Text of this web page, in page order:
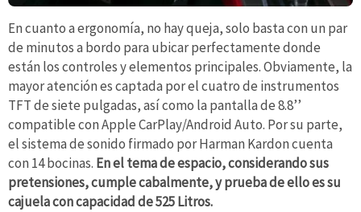
En cuanto a ergonomía, no hay queja, solo basta con un par
de minutos a bordo para ubicar perfectamente donde
están los controles y elementos principales. Obviamente, la
mayor atención es captada por el cuatro de instrumentos
TFT de siete pulgadas, así como la pantalla de 8.8’’
compatible con Apple CarPlay/Android Auto. Por su parte,
el sistema de sonido firmado por Harman Kardon cuenta
con 14 bocinas. En el tema de espacio, considerando sus
pretensiones, cumple cabalmente, y prueba de ello es su
cajuela con capacidad de 525 Litros.